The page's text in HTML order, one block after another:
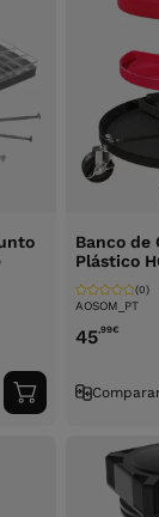
Adicionar
ao
Banco de
Plástico
AOSOM_PT
(0)
45,99€